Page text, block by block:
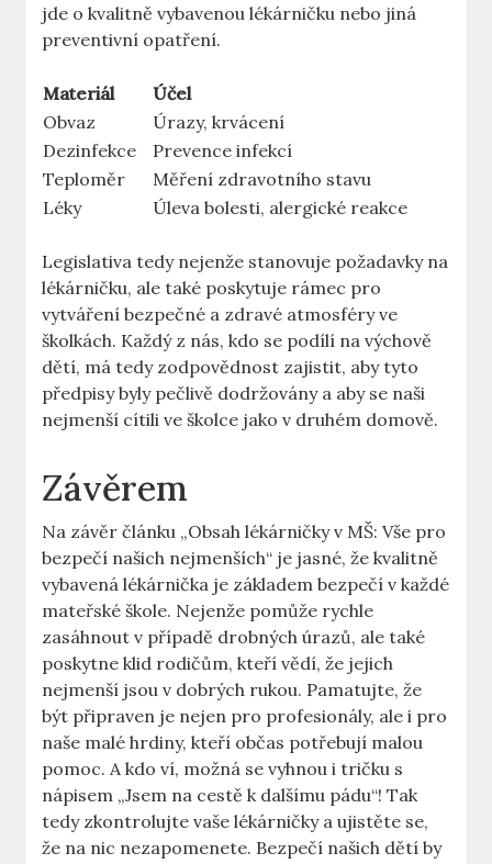
jde o kvalitně vybavenou lékárničku nebo jiná
preventivní opatření.
Materiál
Účel
Obvaz
Úrazy, krvácení
Dezinfekce
Prevence infekcí
Teploměr
Měření zdravotního stavu
Léky
Úleva bolesti, alergické reakce
Legislativa tedy nejenže stanovuje požadavky na
lékárničku, ale také poskytuje rámec pro
vytváření bezpečné a zdravé atmosféry ve
školkách. Každý z nás, kdo se podílí na výchově
dětí, má tedy zodpovědnost zajistit, aby tyto
předpisy byly pečlivě dodržovány a aby se naši
nejmenší cítili ve školce jako v druhém domově.
Závěrem
Na závěr článku „Obsah lékárničky v MŠ: Vše pro
bezpečí našich nejmenších“ je jasné, že kvalitně
vybavená lékárnička je základem bezpečí v každé
mateřské škole. Nejenže pomůže rychle
zasáhnout v případě drobných úrazů, ale také
poskytne klid rodičům, kteří vědí, že jejich
nejmenší jsou v dobrých rukou. Pamatujte, že
být připraven je nejen pro profesionály, ale i pro
naše malé hrdiny, kteří občas potřebují malou
pomoc. A kdo ví, možná se vyhnou i tričku s
nápisem „Jsem na cestě k dalšímu pádu“! Tak
tedy zkontrolujte vaše lékárničky a ujistěte se,
že na nic nezapomenete. Bezpečí našich dětí by